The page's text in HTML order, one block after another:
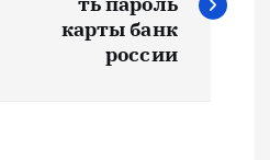
карты банк
россии